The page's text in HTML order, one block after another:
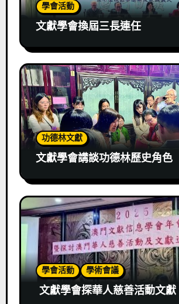
學會活動
文獻學會換屆三長連任
功德林文獻
文獻學會講談功德林歷史角色
學會活動 學術會議
文獻學會探華人慈善活動文獻